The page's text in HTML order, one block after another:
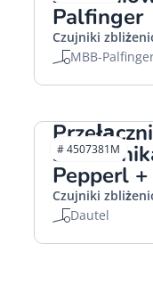
Palfinger
Czujniki
MBB-
Pepperl +
Czujniki
Dautel
# 4507381M